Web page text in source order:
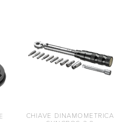
CHIAVE DINAMOMETRICA